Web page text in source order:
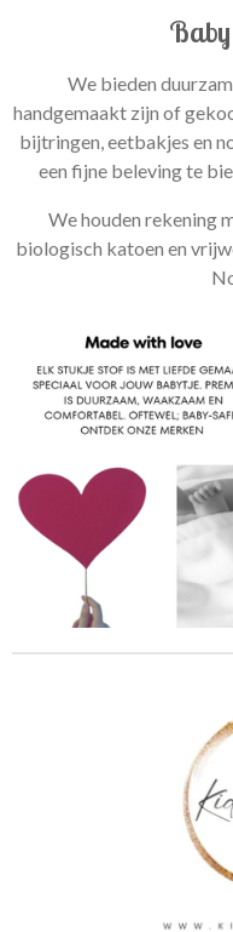
We bieden
handgemaakt zijn of
bijtringen, eetbakjes en
een fijne beleving te
We houden rekening
biologisch katoen en